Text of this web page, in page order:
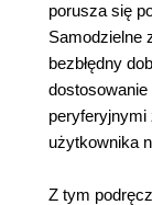
porusza się
Samodzielne
bezbłędny
peryferyjnymi
użytkownika
Z tym